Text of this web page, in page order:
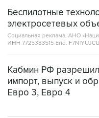
Социальная реклама, АНО
ИНН 7725383515 Erid:
Кабмин РФ
Евро 3, Евро 4